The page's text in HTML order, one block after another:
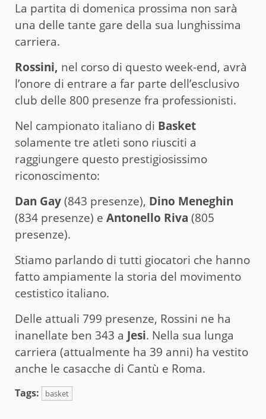
La partita di domenica prossima non sarà
una delle tante gare della sua lunghissima
carriera.
Rossini, nel corso di questo week-end, avrà
l’onore di entrare a far parte dell’esclusivo
club delle 800 presenze fra professionisti.
Nel campionato italiano di Basket
solamente tre atleti sono riusciti a
raggiungere questo prestigiosissimo
riconoscimento:
Dan Gay(843 presenze), Dino Meneghin
(834 presenze) e Antonello Riva (805
presenze).
Stiamo parlando di tutti giocatori che hanno
fatto ampiamente la storia del movimento
cestistico italiano.
Delle attuali 799 presenze, Rossini ne ha
inanellate ben 343 a Jesi. Nella sua lunga
carriera (attualmente ha 39 anni) ha vestito
anche le casacche di Cantù e Roma.
Tags: basket